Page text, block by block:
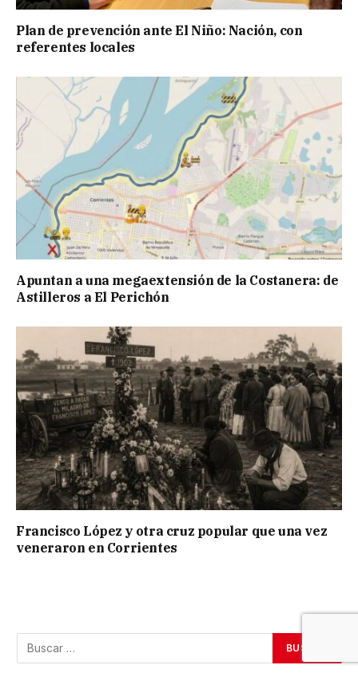
Plan de prevención ante El Niño: Nación, con
referentes locales
Apuntan a una megaextensión de la Costanera: de
Astilleros a El Perichón
Francisco López y otra cruz popular que una vez
veneraron en Corrientes